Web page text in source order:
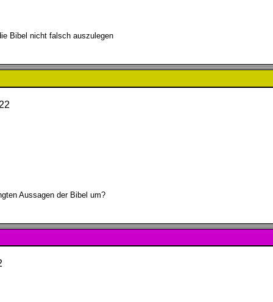
Bibel nicht falsch auszulegen
Aussagen der Bibel um?